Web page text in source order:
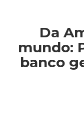
Da
mundo:
banco